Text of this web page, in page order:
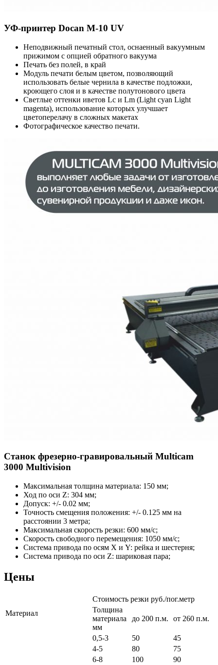
УФ-принтер Docan M-10 UV
Неподвижный печатный стол, оснаенный вакуумным
прижимом с опцией обратного вакуума
Печать без полей, в край
Модуль печати белым цветом, позволяющий
использовать белые чернила в качестве подложки,
кроющего слоя и в качестве полутонового цвета
Светлые оттенки иветов Lc и Lm (Light cyan Light
magenta), использование которых улучшает
цветоперелачу в сложных макетах
Фотографическое качество печати.
Станок фрезерно-гравировальный Multicam
3000 Multivision
Максимальная толщина материала: 150 мм;
Ход по оси Z: 304 мм;
Допуск: +/- 0.02 мм;
Точность смещения положения: +/- 0.125 мм на
расстоянии 3 метра;
Максимальная скорость резки: 600 мм/с;
Скорость свободного перемещения: 1050 мм/с;
Система привода по осям X и Y: рейка и шестерня;
Система привода по оси Z: шариковая пара;
Цены
Материал
Стоимость резки руб./пог.метр
Толщина
материала
мм
до 200 п.м. от 260 п.м.
0,5-3 50
45
4-5
80
75
6-8
100
90